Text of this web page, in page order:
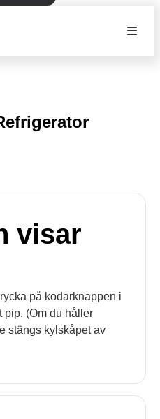
visar
på kodarknappen i
pip. (Om du håller
stängs kylskåpet av